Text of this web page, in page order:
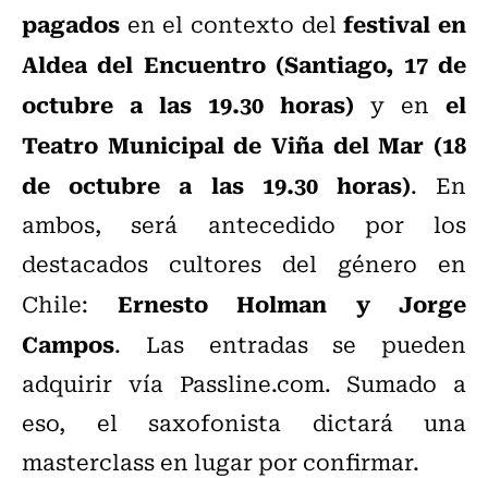
pagados en el contexto delfestival en
Aldea del Encuentro (Santiago, 17 de
octubre a las 19.30 horas) y en el
Teatro Municipal de Viña del Mar (18
de octubre a las 19.30 horas). En
ambos, será antecedido por los
destacados cultores del género en
Chile: Ernesto Holman y Jorge
Campos. Las entradas se pueden
adquirir vía Passline.com. Sumado a
eso, el saxofonista dictará una
masterclass en lugar por confirmar.